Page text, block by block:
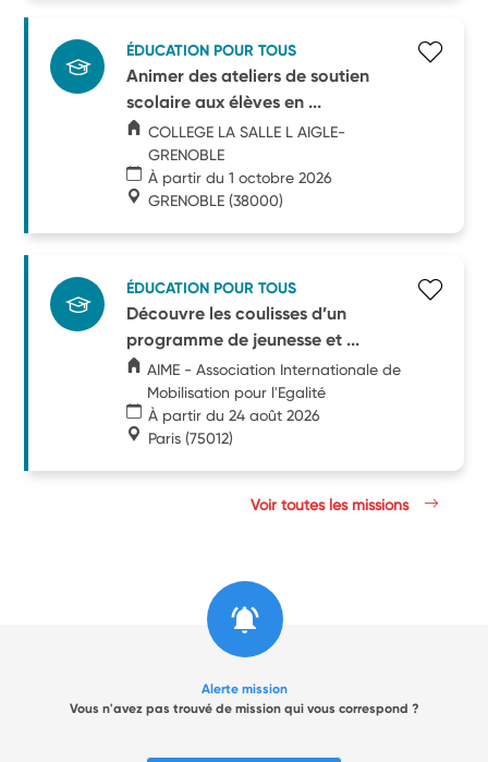
ÉDUCATION POUR TOUS
Animer des ateliers de soutien
scolaire aux élèves en ...
COLLEGE LA SALLE L AIGLE-
GRENOBLE
À partir du 1 octobre 2026
GRENOBLE (38000)
ÉDUCATION POUR TOUS
Découvre les coulisses d’un
programme de jeunesse et ...
AIME - Association Internationale de
Mobilisation pour l'Egalité
À partir du 24 août 2026
Paris (75012)
Voir toutes les missions
Alerte mission
Vous n'avez pas trouvé de mission qui vous correspond ?